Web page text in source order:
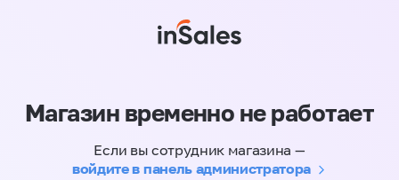
Магазин временно не работает
Если вы сотрудник магазина —
войдите в панель администратора